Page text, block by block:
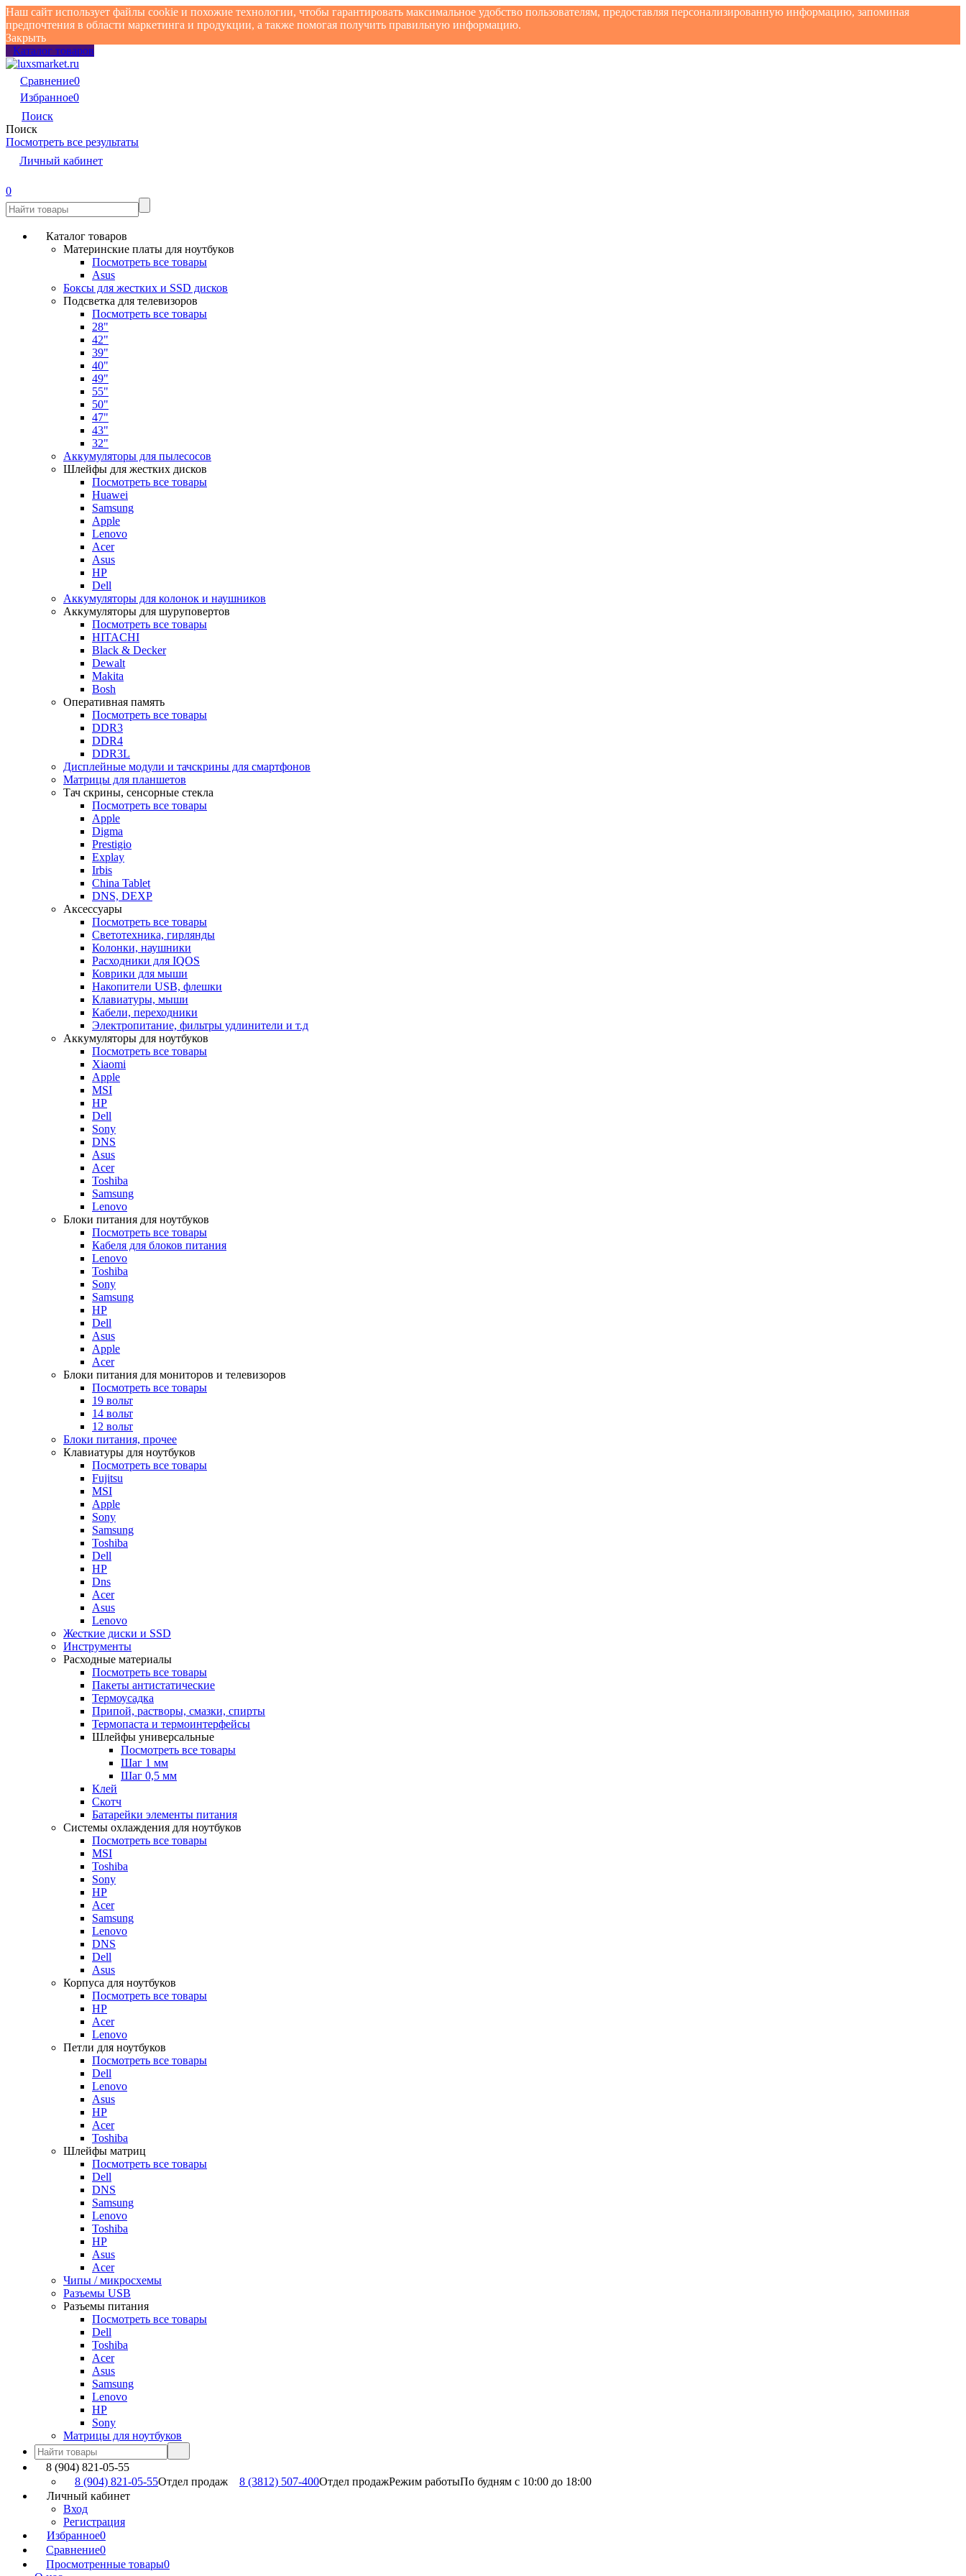
Наш сайт использует файлы cookie и похожие технологии, чтобы гарантировать максимальное удобство пользователям, предоставляя персонализированную информацию, запоминая
предпочтения в области маркетинга и продукции, а также помогая получить правильную информацию.
Закрыть
Каталог товаров
Сравнение0
Избранное0
Поиск
Поиск
Посмотреть все результаты
Личный кабинет
0
Каталог товаров
Материнские платы для ноутбуков
Посмотреть все товары
Asus
Боксы для жестких и SSD дисков
Подсветка для телевизоров
Посмотреть все товары
28"
42"
39"
40"
49"
55"
50"
47"
43"
32"
Аккумуляторы для пылесосов
Шлейфы для жестких дисков
Посмотреть все товары
Huawei
Samsung
Apple
Lenovo
Acer
Asus
HP
Dell
Аккумуляторы для колонок и наушников
Аккумуляторы для шуруповертов
Посмотреть все товары
HITACHI
Black & Decker
Dewalt
Makita
Bosh
Оперативная память
Посмотреть все товары
DDR3
DDR4
DDR3L
Дисплейные модули и тачскрины для смартфонов
Матрицы для планшетов
Тач скрины, сенсорные стекла
Посмотреть все товары
Apple
Digma
Prestigio
Explay
Irbis
China Tablet
DNS, DEXP
Аксессуары
Посмотреть все товары
Светотехника, гирлянды
Колонки, наушники
Расходники для IQOS
Коврики для мыши
Накопители USB, флешки
Клавиатуры, мыши
Кабели, переходники
Электропитание, фильтры удлинители и т.д
Аккумуляторы для ноутбуков
Посмотреть все товары
Xiaomi
Apple
MSI
HP
Dell
Sony
DNS
Asus
Acer
Toshiba
Samsung
Lenovo
Блоки питания для ноутбуков
Посмотреть все товары
Кабеля для блоков питания
Lenovo
Toshiba
Sony
Samsung
HP
Dell
Asus
Apple
Acer
Блоки питания для мониторов и телевизоров
Посмотреть все товары
19 вольт
14 вольт
12 вольт
Блоки питания, прочее
Клавиатуры для ноутбуков
Посмотреть все товары
Fujitsu
MSI
Apple
Sony
Samsung
Toshiba
Dell
HP
Dns
Acer
Asus
Lenovo
Жесткие диски и SSD
Инструменты
Расходные материалы
Посмотреть все товары
Пакеты антистатические
Термоусадка
Припой, растворы, смазки, спирты
Термопаста и термоинтерфейсы
Шлейфы универсальные
Посмотреть все товары
Шаг 1 мм
Шаг 0,5 мм
Клей
Скотч
Батарейки элементы питания
Системы охлаждения для ноутбуков
Посмотреть все товары
MSI
Toshiba
Sony
HP
Acer
Samsung
Lenovo
DNS
Dell
Asus
Корпуса для ноутбуков
Посмотреть все товары
HP
Acer
Lenovo
Петли для ноутбуков
Посмотреть все товары
Dell
Lenovo
Asus
HP
Acer
Toshiba
Шлейфы матриц
Посмотреть все товары
Dell
DNS
Samsung
Lenovo
Toshiba
HP
Asus
Acer
Чипы / микросхемы
Разъемы USB
Разъемы питания
Посмотреть все товары
Dell
Toshiba
Acer
Asus
Samsung
Lenovo
HP
Sony
Матрицы для ноутбуков
8 (904) 821-05-55
8 (904) 821-05-55Отдел продаж 8 (3812) 507-400Отдел продажРежим работыПо будням с 10:00 до 18:00
Личный кабинет
Вход
Регистрация
Избранное0
Сравнение0
Просмотренные товары0